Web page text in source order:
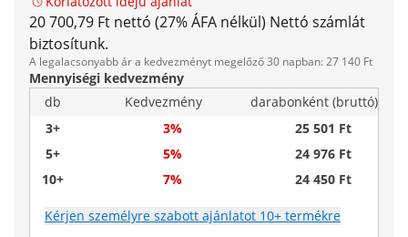
20 700,79 Ft nettó (27% ÁFA nélkül) Nettó számlát
biztosítunk.
A legalacsonyabb ár a kedvezményt megelőző 30 napban: 27 140 Ft
Mennyiségi kedvezmény
db
Kedvezmény
darabonként (bruttó)
3+
3%
25 501 Ft
5+
5%
24 976 Ft
10+
7% 24 450 Ft
Kérjen személyre szabott ajánlatot 10+ termékre